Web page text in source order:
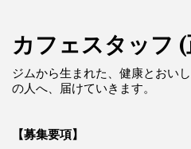
カフェスタッフ
ジムから生まれた、健康とおい
の人へ、届けていきます。
【募集要項】